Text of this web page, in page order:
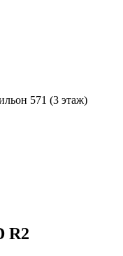
571 (3 этаж)
R2